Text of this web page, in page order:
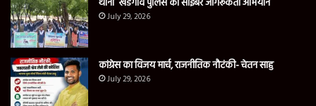
July 29, 2026
कांग्रेस का विजय मार्च, राजनीतिक नौटंकी- चेतन साहु
July 29, 2026